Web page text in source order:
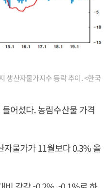
생산자물가지수 등락 추이. <한국
어섰다. 농림수산물 가격
자물가가 11월보다 0.3% 올